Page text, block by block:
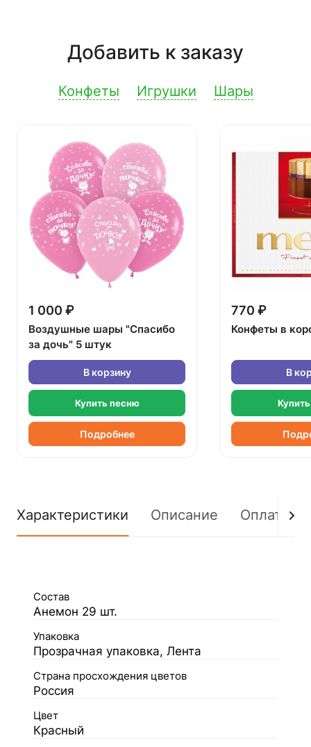
Добавить к заказу
Конфеты Игрушки Шары
1 000 ₽
Воздушные шары "Спасибо
за дочь" 5 штук
В корзину
Купить песню
Подробнее
770 ₽
Конфеты в
В
Характеристики Описание Оплата
Состав
Анемон 29 шт.
Упаковка
Прозрачная упаковка, Лента
Страна просхождения цветов
Россия
Цвет
Красный